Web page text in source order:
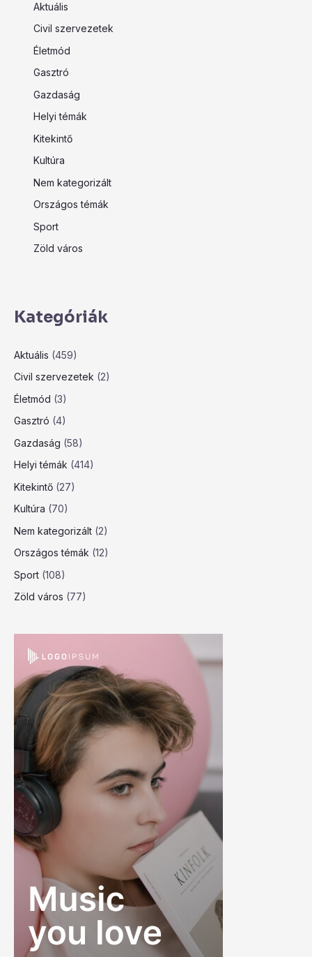
Aktuális
Civil szervezetek
Életmód
Gasztró
Gazdaság
Helyi témák
Kitekintő
Kultúra
Nem kategorizált
Országos témák
Sport
Zöld város
Kategóriák
Aktuális (459)
Civil szervezetek (2)
Életmód (3)
Gasztró (4)
Gazdaság (58)
Helyi témák (414)
Kitekintő (27)
Kultúra (70)
Nem kategorizált (2)
Országos témák (12)
Sport (108)
Zöld város (77)